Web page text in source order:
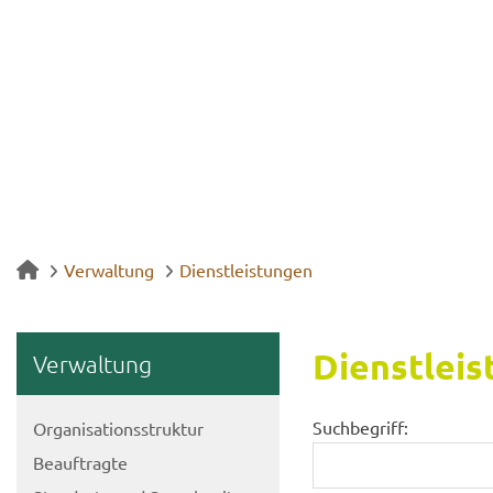
Verwaltung Dienstleistungen
Ver­wal­tung
Or­ga­ni­sa­ti­ons­struk­tur
Be­auf­trag­te
Suchbegriff: